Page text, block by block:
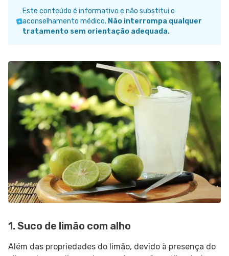
Este conteúdo é informativo e não substitui o
aconselhamento médico. Não interrompa qualquer
tratamento sem orientação adequada.
1. Suco de limão com alho
Além das propriedades do limão, devido à presença do